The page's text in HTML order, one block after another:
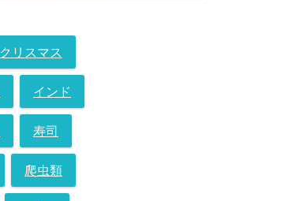
クリスマス
インド
寿司
爬虫類